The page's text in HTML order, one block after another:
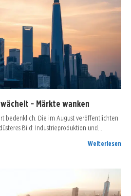
- Märkte wanken
bedenklich. Die im August veröffentlichten
Bild: Industrieproduktion und…
Weiterlesen